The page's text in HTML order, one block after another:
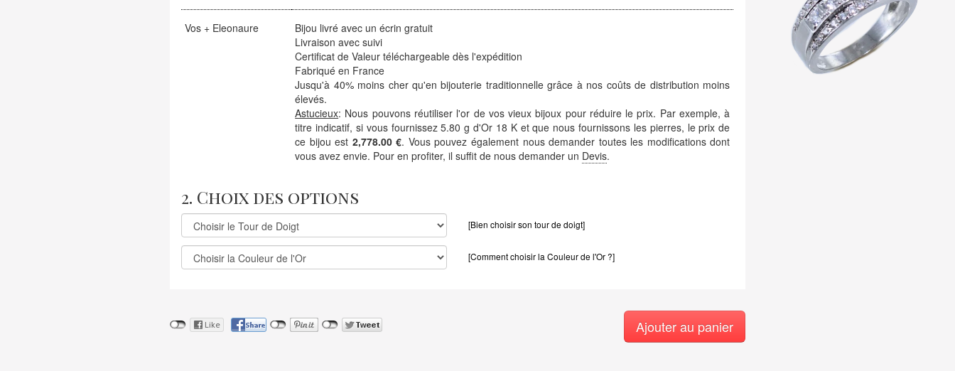
Vos + Eleonaure
Bijou livré avec un écrin gratuit
Livraison avec suivi
Certificat de Valeur téléchargeable dès l'expédition
Fabriqué en France
Jusqu'à 40% moins cher qu'en bijouterie traditionnelle grâce à nos coûts de distribution moins
élevés.
Astucieux: Nous pouvons réutiliser l'or de vos vieux bijoux pour réduire le prix. Par exemple, à
titre indicatif, si vous fournissez 5.80 g d'Or 18 K et que nous fournissons les pierres, le prix de
ce bijou est 2,778.00 €. Vous pouvez également nous demander toutes les modifications dont
vous avez envie. Pour en profiter, il suffit de nous demander un Devis.
2. Choix des options
[Bien choisir son tour de doigt]
[Comment choisir la Couleur de l'Or ?]
Ajouter au panier